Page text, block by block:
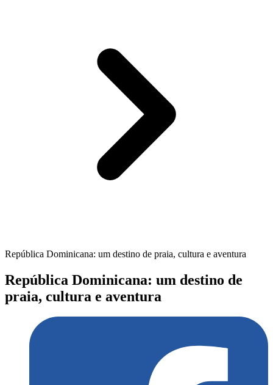
República Dominicana: um destino de praia, cultura e aventura
República Dominicana: um destino de
praia, cultura e aventura